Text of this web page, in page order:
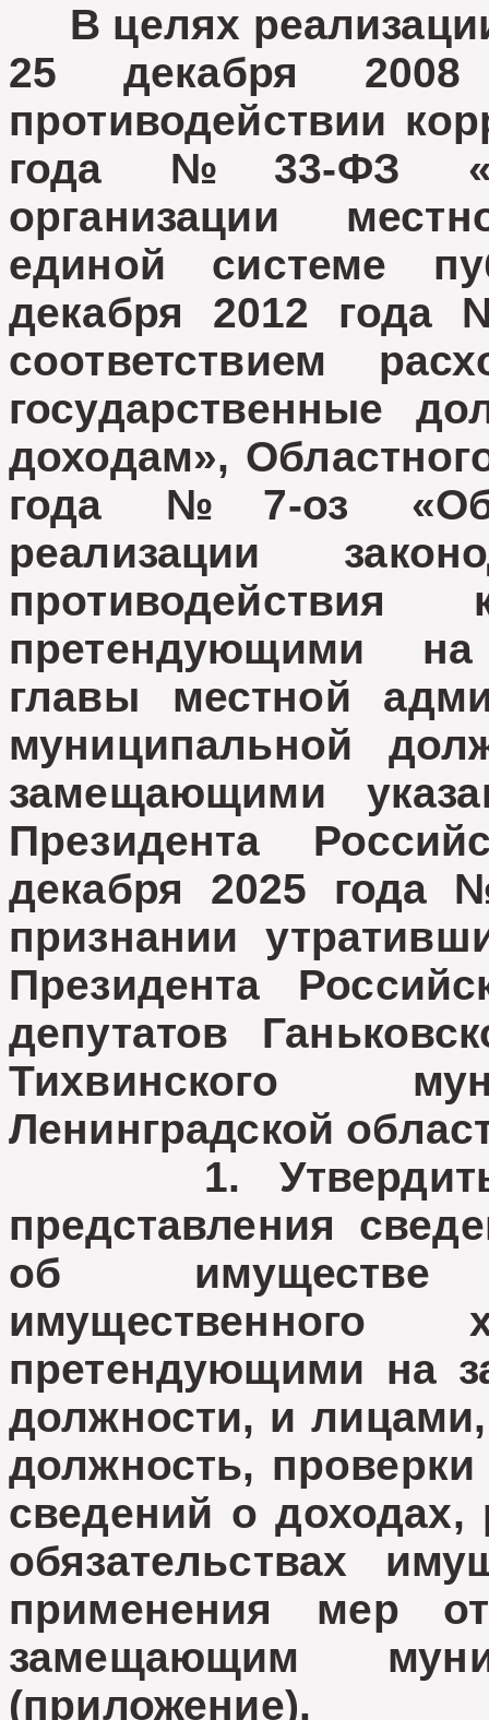
В целях
25 декабря
противодействии
года №33-ФЗ
организации
единой системе
декабря 2012 года
соответствием
государственные
доходам»,
года №7-оз «Об
реализации
противодействия
претендующими
главы местной
муниципальной
замещающими
Президента
декабря 2025
признании
Президента
депутатов
Тихвинского
Ленинградской
1. Утвердить
представления
об имуществе
имущественного
претендующими на
должности, и
должность,
сведений о
обязательствах
применения мер
замещающим
(приложение).